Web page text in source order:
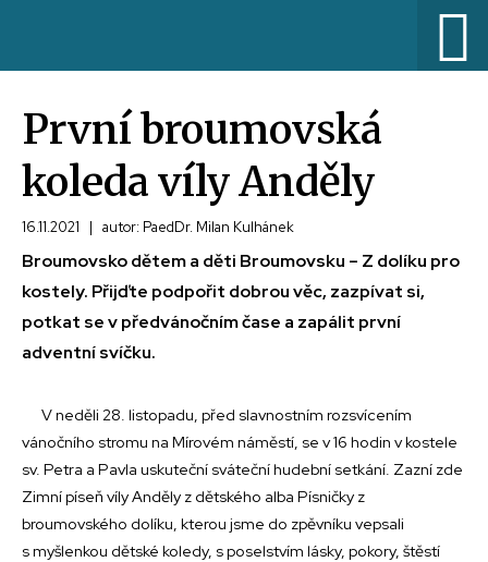
První broumovská
koleda víly Anděly
16.11.2021 | autor: PaedDr. Milan Kulhánek
Broumovsko dětem a děti Broumovsku – Z dolíku pro
kostely. Přijďte podpořit dobrou věc, zazpívat si,
potkat se v předvánočním čase a zapálit první
adventní svíčku.
V neděli 28. listopadu, před slavnostním rozsvícením
vánočního stromu na Mírovém náměstí, se v 16 hodin v kostele
sv. Petra a Pavla uskuteční sváteční hudební setkání. Zazní zde
Zimní píseň víly Anděly z dětského alba Písničky z
broumovského dolíku, kterou jsme do zpěvníku vepsali
s myšlenkou dětské koledy, s poselstvím lásky, pokory, štěstí